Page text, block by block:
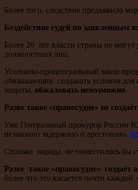
Более того, следствие предъявило
Бездействие судей по
Более 20 лет власти страны не
должностных лиц.
Уголовно-процессуальный закон
обязывающих создавать условия
защиты, обжаловать невозможно.
Разве такое «правосудие» не
Уже Генеральный прокурор России
незаконно задержано и арестовано.
Столько народа не поместилось бы
Разве такое «правосудие» создаёт
более что это касается почти